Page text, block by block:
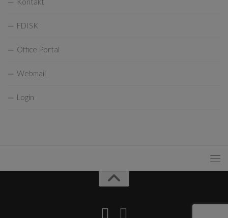
FDISK
Office Portal
Webmail
Login